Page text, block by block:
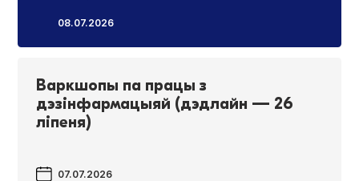
08.07.2026
Варкшопы па працы з
дэзінфармацыяй (дэдлайн — 26
ліпеня)
07.07.2026